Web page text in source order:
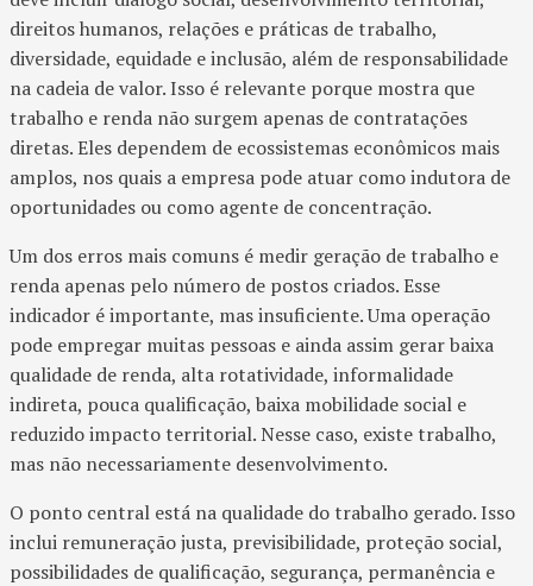
direitos humanos, relações e práticas de trabalho,
diversidade, equidade e inclusão, além de responsabilidade
na cadeia de valor. Isso é relevante porque mostra que
trabalho e renda não surgem apenas de contratações
diretas. Eles dependem de ecossistemas econômicos mais
amplos, nos quais a empresa pode atuar como indutora de
oportunidades ou como agente de concentração.
Um dos erros mais comuns é medir geração de trabalho e
renda apenas pelo número de postos criados. Esse
indicador é importante, mas insuficiente. Uma operação
pode empregar muitas pessoas e ainda assim gerar baixa
qualidade de renda, alta rotatividade, informalidade
indireta, pouca qualificação, baixa mobilidade social e
reduzido impacto territorial. Nesse caso, existe trabalho,
mas não necessariamente desenvolvimento.
O ponto central está na qualidade do trabalho gerado. Isso
inclui remuneração justa, previsibilidade, proteção social,
possibilidades de qualificação, segurança, permanência e